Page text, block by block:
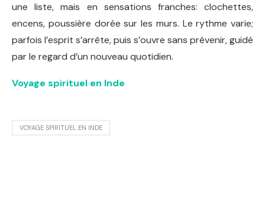
une liste, mais en sensations franches: clochettes,
encens, poussière dorée sur les murs. Le rythme varie;
parfois l’esprit s’arrête, puis s’ouvre sans prévenir, guidé
par le regard d’un nouveau quotidien.
Voyage spirituel en Inde
VOYAGE SPIRITUEL EN INDE